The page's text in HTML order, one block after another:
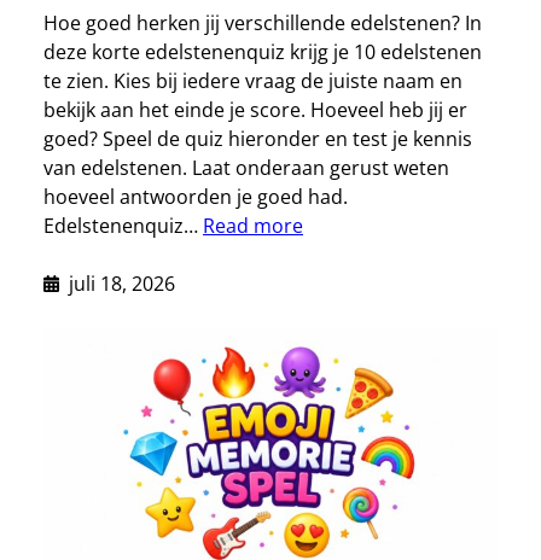
Hoe goed herken jij verschillende edelstenen? In
deze korte edelstenenquiz krijg je 10 edelstenen
te zien. Kies bij iedere vraag de juiste naam en
bekijk aan het einde je score. Hoeveel heb jij er
goed? Speel de quiz hieronder en test je kennis
van edelstenen. Laat onderaan gerust weten
hoeveel antwoorden je goed had.
Edelstenenquiz… Read more
juli 18, 2026